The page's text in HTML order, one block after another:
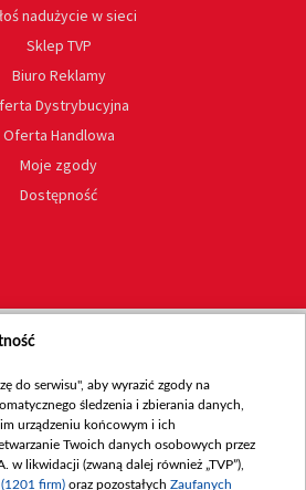
nadużycie w sieci
Sklep TVP
Biuro Reklamy
Dystrybucyjna
Oferta Handlowa
Moje zgody
Dostępność
do serwisu", aby wyrazić zgody na
śledzenia i zbierania danych,
urządzeniu końcowym i ich
Twoich danych osobowych przez
w likwidacji (zwaną dalej również „TVP”),
firm) oraz pozostałych Zaufanych